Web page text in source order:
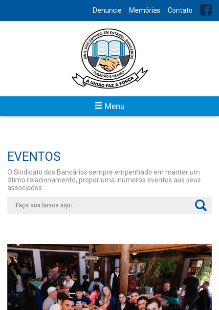
Denuncie Memórias Contato
Menu
EVENTOS
O Sindicato dos Bancários sempre empenhado em manter um
ótimo relacionamento, propor uma inúmeros eventos aos seus
associados.